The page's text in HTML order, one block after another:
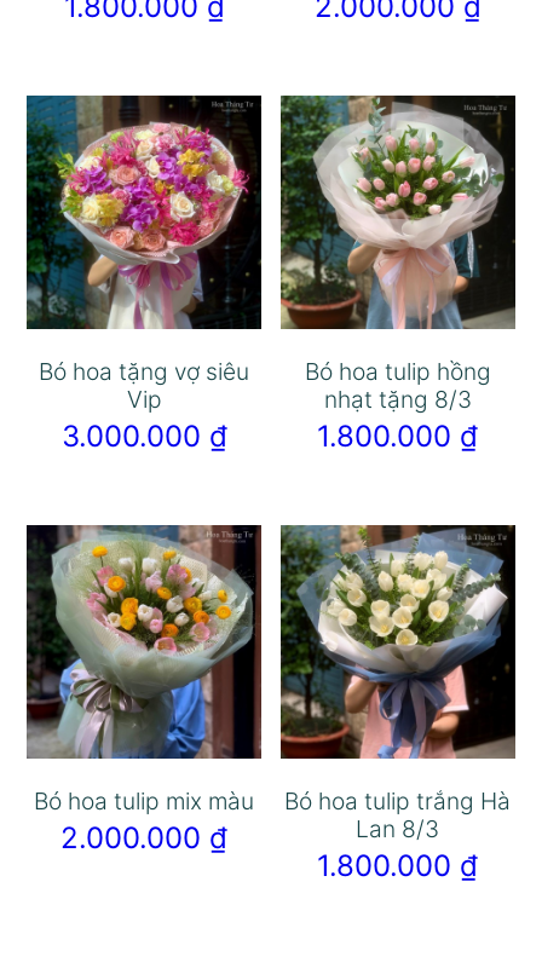
Bó hoa tặng vợ siêu
Vip
3.000.000 ₫
Bó hoa tulip hồng
nhạt tặng 8/3
1.800.000 ₫
Bó hoa tulip mix màu
2.000.000 ₫
Bó hoa tulip trắng Hà
Lan 8/3
1.800.000 ₫